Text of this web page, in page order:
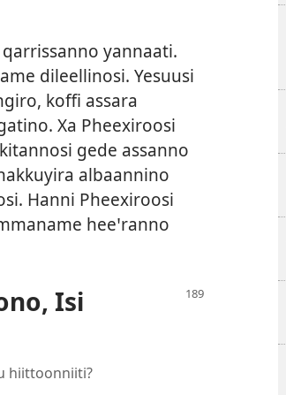
yannaati.
dileellinosi. Yesuusi
koffi assara
Xa Pheexiroosi
gede assanno
albaannino
Hanni Pheexiroosi
heeꞌranno
Isi
hiittoonniiti?